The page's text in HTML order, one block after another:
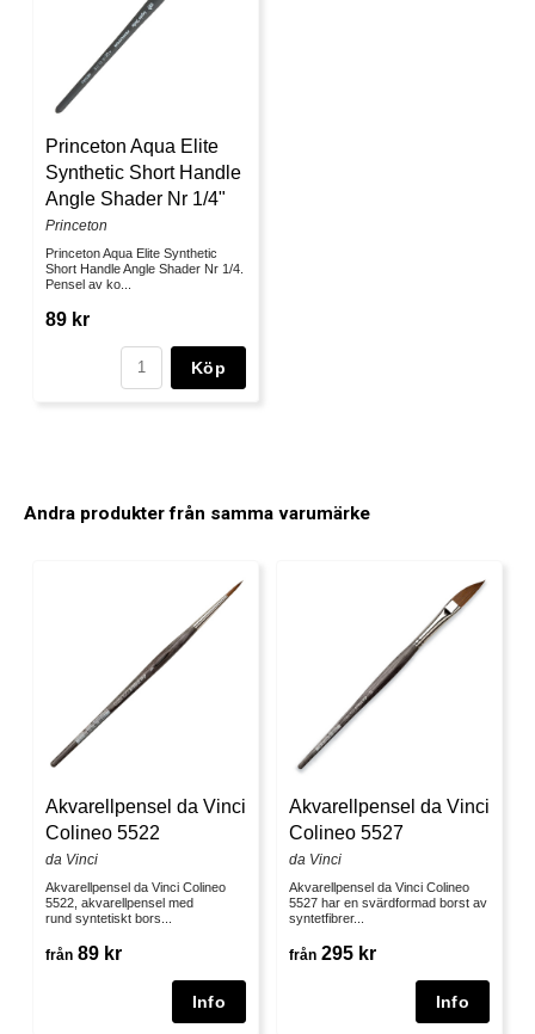
Princeton Aqua Elite
Synthetic Short Handle
Angle Shader Nr 1/4"
Princeton
Princeton Aqua Elite Synthetic
Short Handle Angle Shader Nr 1/4.
Pensel av ko...
89 kr
Köp
Andra produkter från samma varumärke
Akvarellpensel da Vinci
Colineo 5522
da Vinci
Akvarellpensel da Vinci Colineo
5522, akvarellpensel med
rund syntetiskt bors...
från 89 kr
Akvarellpensel da Vinci
Colineo 5527
da Vinci
Akvarellpensel da Vinci Colineo
5527 har en svärdformad borst av
syntetfibrer...
från 295 kr